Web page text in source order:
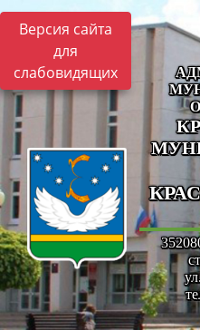
Версия сайта
для
слабовидящих